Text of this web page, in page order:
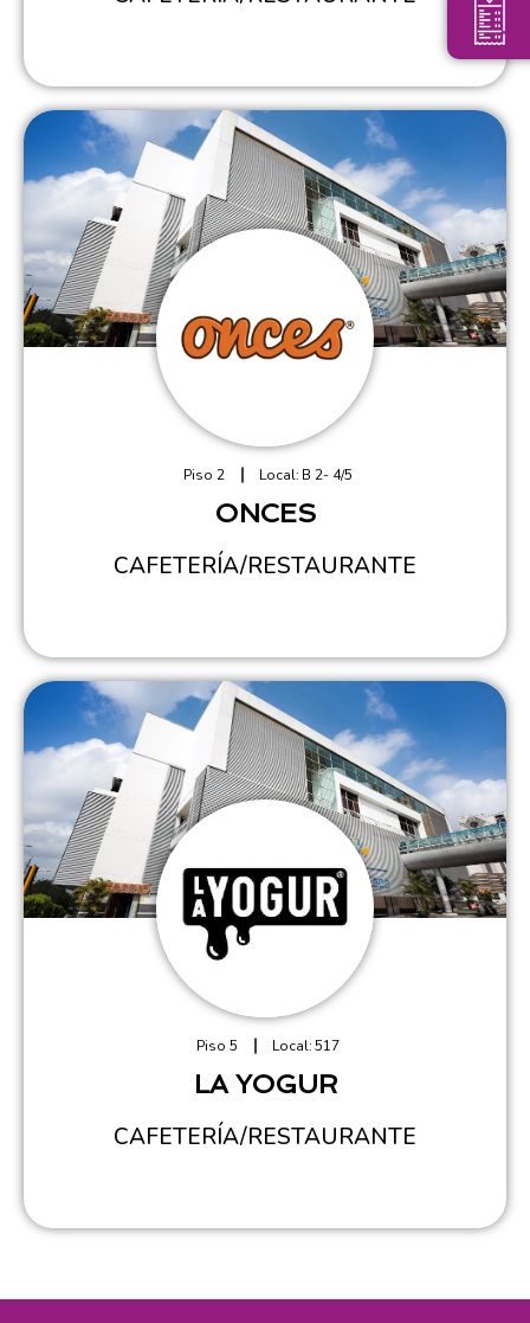
Piso 2 Local: B 2- 4/5
ONCES
CAFETERÍA/RESTAURANTE
Piso 5 Local: 517
LA YOGUR
CAFETERÍA/RESTAURANTE